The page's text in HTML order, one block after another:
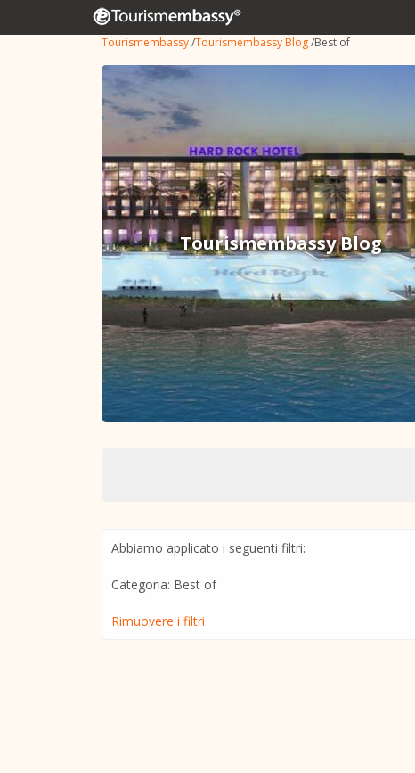
Tourismembassy/Tourismembassy Blog/Best of
Tourismembassy Blog
Abbiamo applicato i seguenti filtri:
Categoria: Best of
Rimuovere i filtri